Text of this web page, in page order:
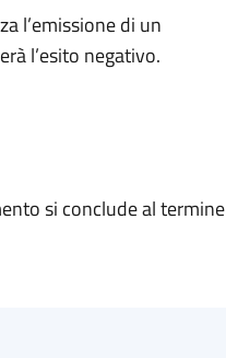
l’emissione di un
l’esito negativo.
si conclude al termine